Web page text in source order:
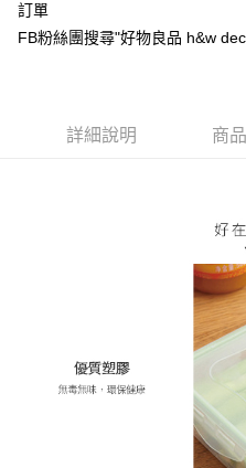
【關於「AFTEE先享後付」】
AFTEE先享後付是「在收到商品之後
２．訂單成立數日內，您將收到繳費
３．收到繳費通知簡訊後14天內，
ATM／網路銀行／等多元方式進行
※ 請注意：結帳手續完成當下不需
購買商品的店家。未經商家同意取消
※ 交易是否成功請以「AFTEE先享
是否繳費成功／繳費後需取消欲退
客戶支援中心」 https://
１．透過由恩沛科技股份有限公司
易，需依本服務之必要範圍內提供個
ATM付款
新竹物流
訂單
FB粉絲團搜尋"好物良品 h&w
詳細說明 商